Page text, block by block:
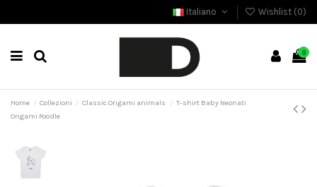
Italiano Wishlist (0)
0
Home Collezioni Classic Origami animals
T-shirt Baby Neonati
Origami Poodle